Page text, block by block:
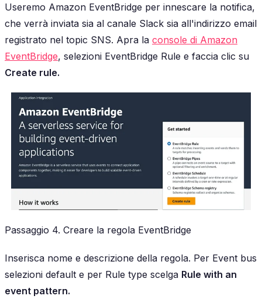
Useremo Amazon EventBridge per innescare la notifica,
che verrà inviata sia al canale Slack sia all'indirizzo email
registrato nel topic SNS. Apra la console di Amazon
EventBridge, selezioni EventBridge Rule e faccia clic su
Create rule.
Passaggio 4. Creare la regola EventBridge
Inserisca nome e descrizione della regola. Per Event bus
selezioni default e per Rule type scelga Rule with an
event pattern.